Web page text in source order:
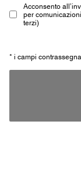
Acconsento
per
terzi)
* i campi